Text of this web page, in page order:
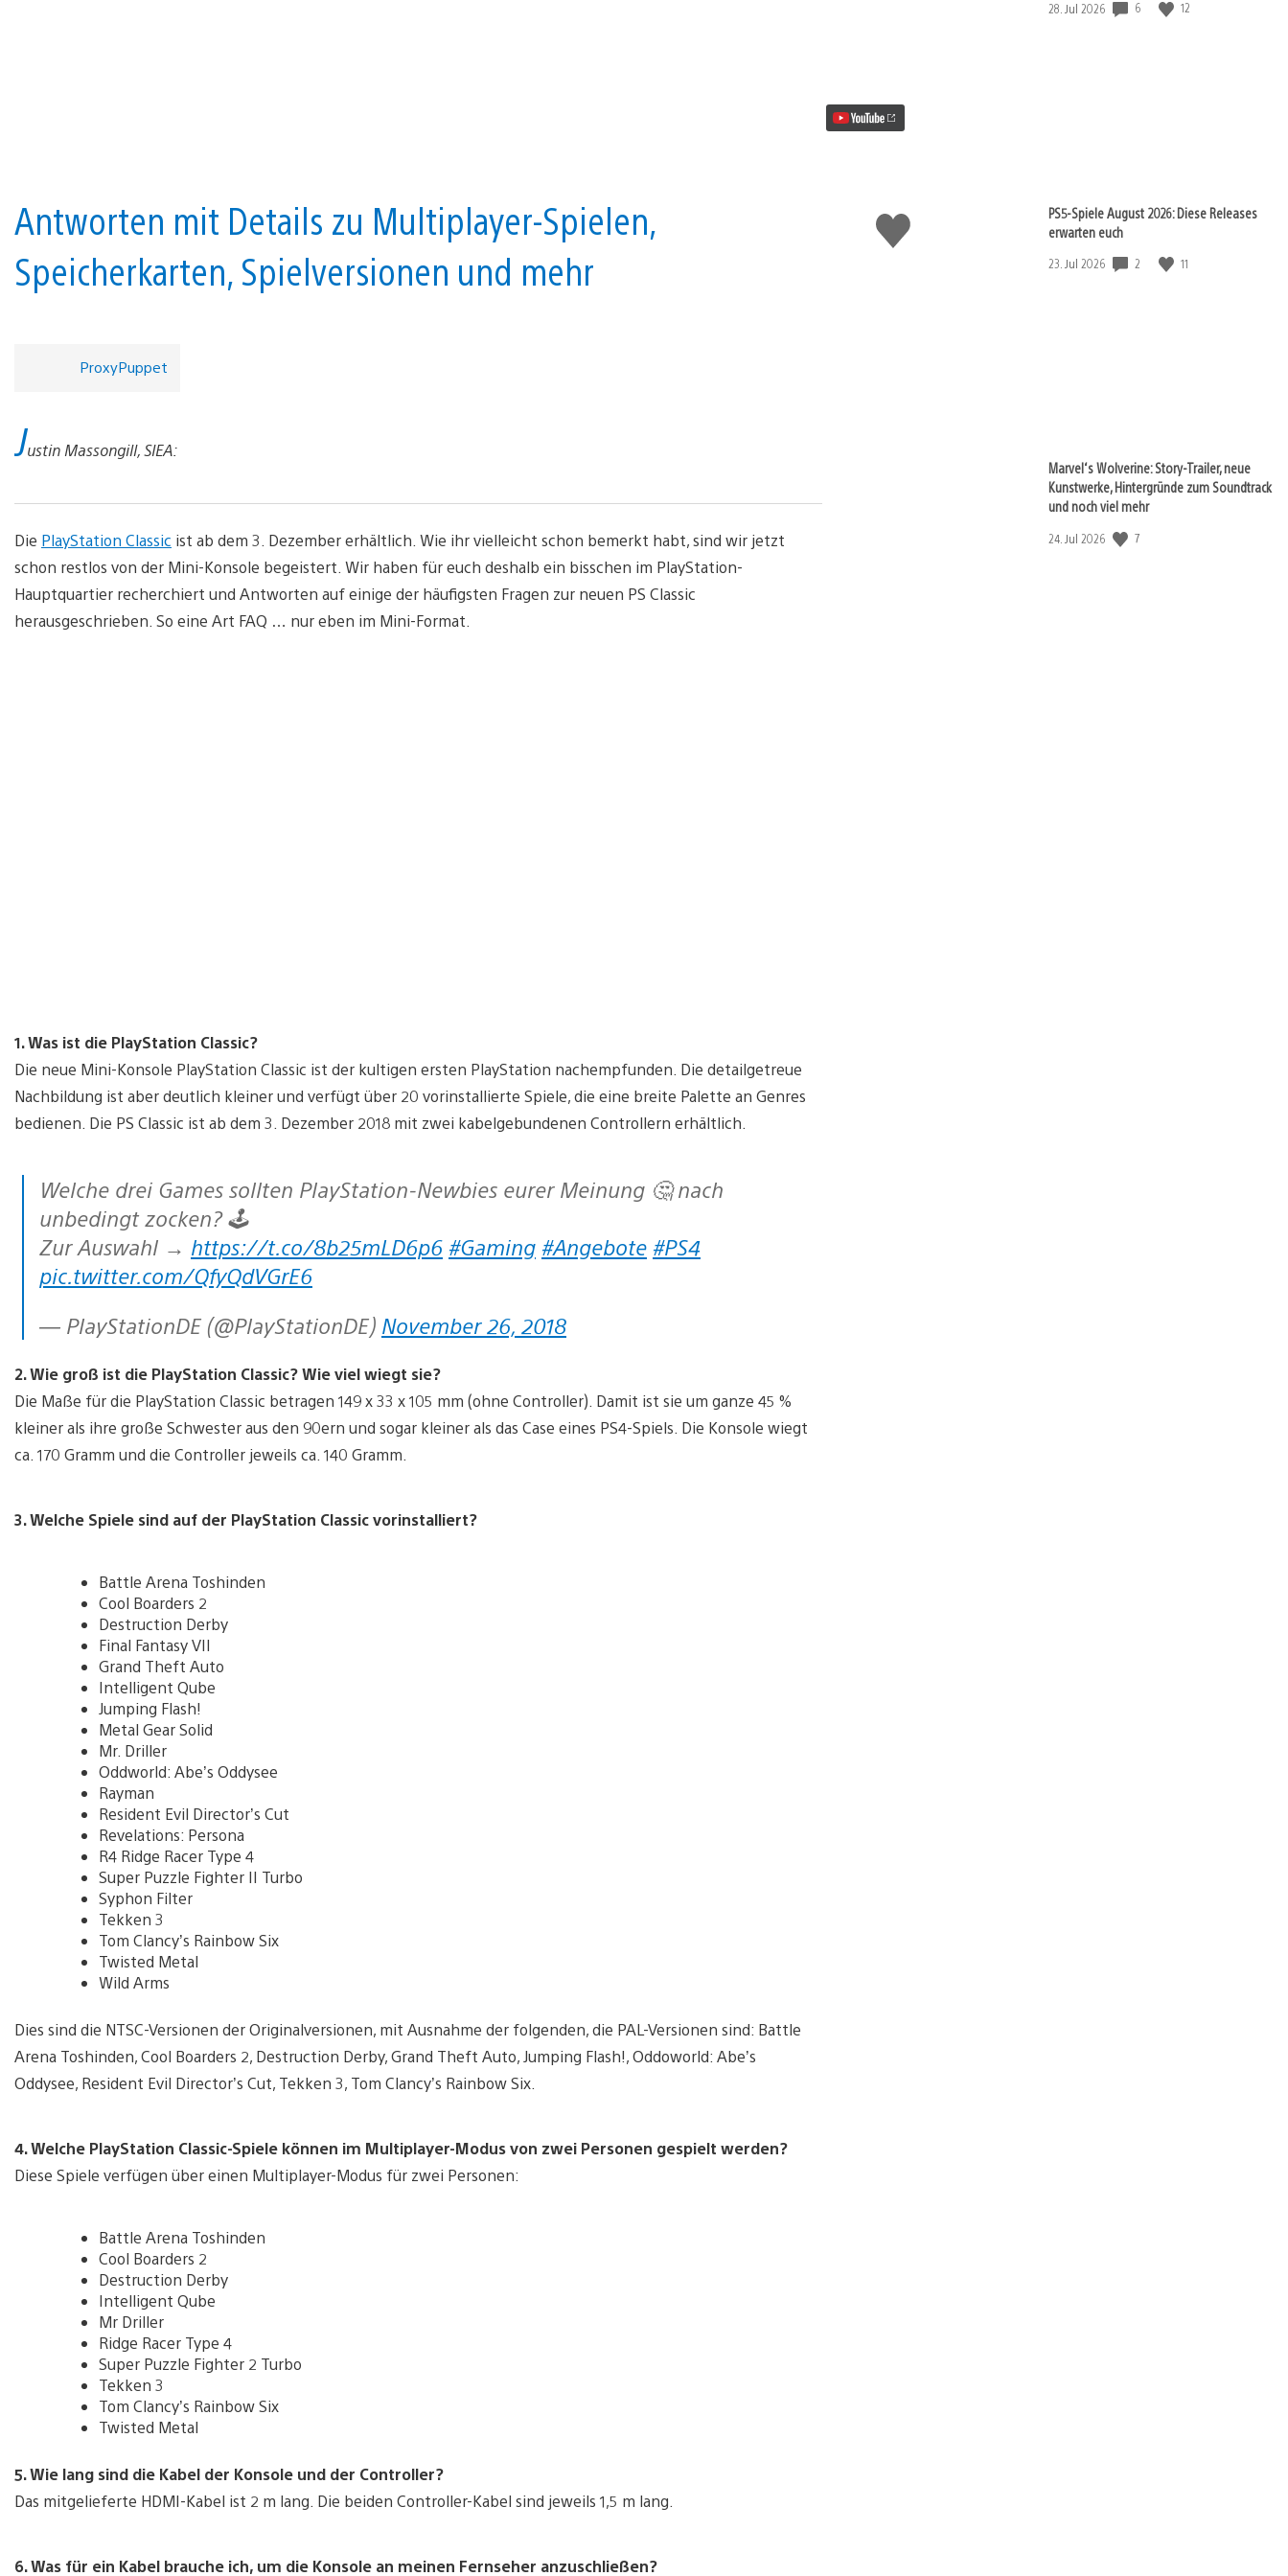
Gefällt
mir
Antworten mit Details zu Multiplayer-Spielen,
Speicherkarten, Spielversionen und mehr
ProxyPuppet
Justin Massongill, SIEA:
Die PlayStation Classic ist ab dem 3. Dezember erhältlich. Wie ihr vielleicht schon bemerkt habt, sind wir jetzt
schon restlos von der Mini-Konsole begeistert. Wir haben für euch deshalb ein bisschen im PlayStation-
Hauptquartier recherchiert und Antworten auf einige der häufigsten Fragen zur neuen PS Classic
herausgeschrieben. So eine Art FAQ … nur eben im Mini-Format.
1. Was ist die PlayStation Classic?
Die neue Mini-Konsole PlayStation Classic ist der kultigen ersten PlayStation nachempfunden. Die detailgetreue
Nachbildung ist aber deutlich kleiner und verfügt über 20 vorinstallierte Spiele, die eine breite Palette an Genres
bedienen. Die PS Classic ist ab dem 3. Dezember 2018 mit zwei kabelgebundenen Controllern erhältlich.
Welche drei Games sollten PlayStation-Newbies eurer Meinung 🤔 nach
unbedingt zocken? 🕹️
Zur Auswahl → https://t.co/8b25mLD6p6 #Gaming #Angebote #PS4
pic.twitter.com/QfyQdVGrE6
— PlayStationDE (@PlayStationDE) November 26, 2018
2. Wie groß ist die PlayStation Classic? Wie viel wiegt sie?
Die Maße für die PlayStation Classic betragen 149 x 33 x 105 mm (ohne Controller). Damit ist sie um ganze 45 %
kleiner als ihre große Schwester aus den 90ern und sogar kleiner als das Case eines PS4-Spiels. Die Konsole wiegt
ca. 170 Gramm und die Controller jeweils ca. 140 Gramm.
3. Welche Spiele sind auf der PlayStation Classic vorinstalliert?
Battle Arena Toshinden
Cool Boarders 2
Destruction Derby
Final Fantasy VII
Grand Theft Auto
Intelligent Qube
Jumping Flash!
Metal Gear Solid
Mr. Driller
Oddworld: Abe’s Oddysee
Rayman
Resident Evil Director’s Cut
Revelations: Persona
R4 Ridge Racer Type 4
Super Puzzle Fighter II Turbo
Syphon Filter
Tekken 3
Tom Clancy’s Rainbow Six
Twisted Metal
Wild Arms​
Dies sind die NTSC-Versionen der Originalversionen, mit Ausnahme der folgenden, die PAL-Versionen sind: Battle
Arena Toshinden, Cool Boarders 2, Destruction Derby, Grand Theft Auto, Jumping Flash!, Oddoworld: Abe’s
Oddysee, Resident Evil Director’s Cut, Tekken 3, Tom Clancy’s Rainbow Six.
4. Welche PlayStation Classic-Spiele können im Multiplayer-Modus von zwei Personen gespielt werden?
Diese Spiele verfügen über einen Multiplayer-Modus für zwei Personen:
Battle Arena Toshinden
Cool Boarders 2
Destruction Derby
Intelligent Qube
Mr Driller
Ridge Racer Type 4
Super Puzzle Fighter 2 Turbo
Tekken 3
Tom Clancy’s Rainbow Six
Twisted Metal
5. Wie lang sind die Kabel der Konsole und der Controller?
Das mitgelieferte HDMI-Kabel ist 2 m lang. Die beiden Controller-Kabel sind jeweils 1,5 m lang.
6. Was für ein Kabel brauche ich, um die Konsole an meinen Fernseher anzuschließen?
Veröffentlichungsdatum:
28. Jul 2026 6 12
PS5-Spiele August 2026: Diese Releases
erwarten euch
Veröffentlichungsdatum:
23. Jul 2026 2 11
Marvel‘s Wolverine: Story-Trailer, neue
Kunstwerke, Hintergründe zum Soundtrack
und noch viel mehr
Veröffentlichungsdatum:
24. Jul 2026 7